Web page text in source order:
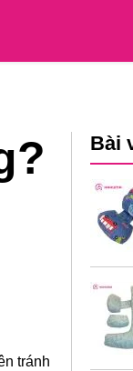
tránh
Bài